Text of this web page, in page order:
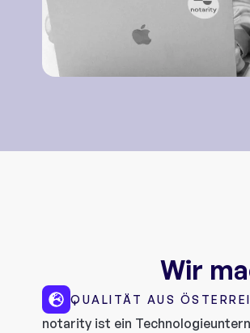
Wir
QUALITÄT AUS
notarity ist ein